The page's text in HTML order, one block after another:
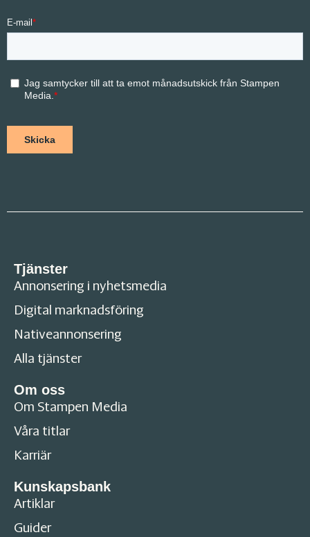
Tjänster
Annonsering i nyhetsmedia
Digital marknadsföring
Nativeannonsering
Alla tjänster
Om oss
Om Stampen Media
Våra titlar
Karriär
Kunskapsbank
Artiklar
Guider